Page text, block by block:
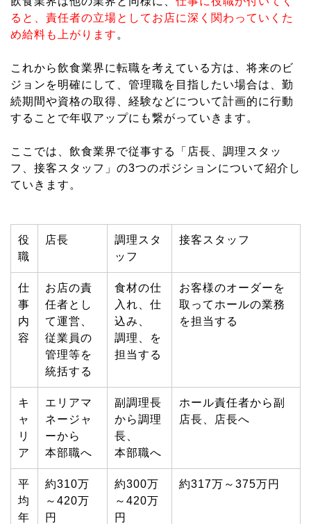
ると、責任者の立場としてお店に深く関わっていくた
め給料も上がります 。
これから飲食業界に転職を考えている方は、将来のビ
ジョンを明確にして、管理職を目指したい場合は、勤
続期間や資格の取得、経験などについて計画的に行動
することで年収アップにも繋がっていきます。
ここでは、飲食業界で従事する「店長、調理スタッ
フ、接客スタッフ」の3つのポジションについて紹介し
ていきます。
役
職
店長
調理スタ
ッフ
接客スタッフ
仕
事
内
容
お店の責
任者とし
て運営、
従業員の
管理等を
統括する
食材の仕
入れ、仕
込み、
調理、を
担当する
お客様のオーダーを
取ってホールの業務
を担当する
キ
ャ
リ
ア
エリアマ
ネージャ
ーから
本部職へ
副調理長
から調理
長、
本部職へ
ホール責任者から副
店長、店長へ
平
均
年
約310万
～420万
円
約300万
～420万
円
約317万～375万円